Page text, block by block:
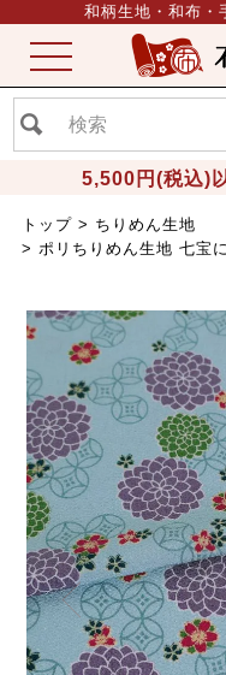
和柄生地・和布・
5,500円(税込)
ME
NU
トップ
ちりめん生地
ポリちりめん生地 七宝